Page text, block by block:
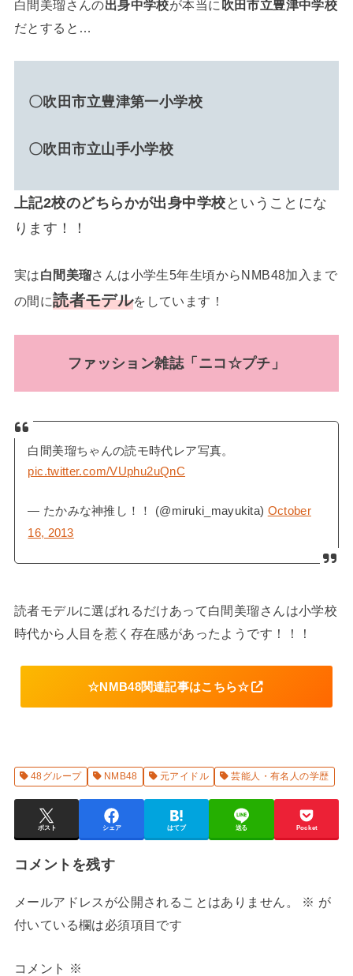
白間美瑠さんの出身中学校が本当に 吹田市立豊津中学校
だとすると…
〇吹田市立豊津第一小学校
〇吹田市立山手小学校
上記2校のどちらかが出身中学校 ということにな
ります！！
実は白間美瑠さんは小学生5年生頃からNMB48加入まで
の間に読者モデルをしています！
ファッション雑誌「ニコ☆プチ」
白間美瑠ちゃんの読モ時代レア写真。
pic.twitter.com/VUphu2uQnC
— たかみな神推し！！ (@miruki_mayukita) October
16, 2013
読者モデルに選ばれるだけあって白間美瑠さんは小学校
時代から人目を惹く存在感があったようです！！！
☆NMB48関連記事はこちら☆
48グループ NMB48 元アイドル 芸能人・有名人の学歴
ポスト シェア はてブ 送る Pocket
コメントを残す
メールアドレスが公開されることはありません。 ※ が
付いている欄は必須項目です
コメント ※